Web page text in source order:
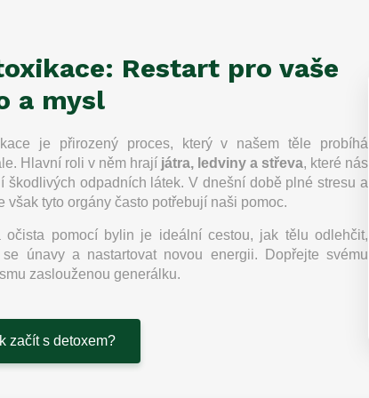
s
u
Restart pro vaše
a mysl
je přirozený proces, který v našem těle probíhá
Hlavní roli v něm hrají játra, ledviny a střeva, které nás
škodlivých odpadních látek. V dnešní době plné stresu a
však tyto orgány často potřebují naši pomoc.
očista pomocí bylin je ideální cestou, jak tělu odlehčit,
únavy a nastartovat novou energii. Dopřejte svému
zaslouženou generálku.
začít s detoxem?